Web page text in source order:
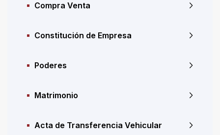
Compra Venta
Constitución de Empresa
Poderes
Matrimonio
Acta de Transferencia Vehicular